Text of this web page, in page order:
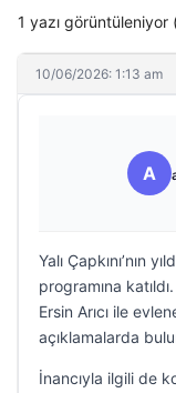
1 yazı görüntüleniyor
10/06/2026: 1:13 am
A
Yalı Çapkını’nın
programına
Ersin Arıcı ile
açıklamalarda
İnancıyla ilgili de